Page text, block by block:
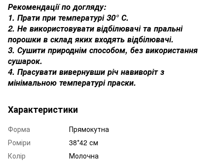
Рекомендації по догляду:
1. Прати при температурі 30° С.
2. Не використовувати відбілювачі та пральні
порошки в склад яких входять відбілювачі.
3. Сушити природнім способом, без використання
сушарок.
4. Прасувати вивернувши річ навиворіт з
мінімальною температурі праски.
Характеристики
Форма
Прямокутна
Роміри
38*42 см
Колір
Молочна